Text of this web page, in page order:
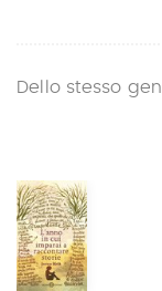
Dello stesso